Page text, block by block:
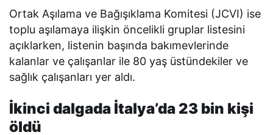
Ortak Aşılama ve Bağışıklama Komitesi (JCVI) ise
toplu aşılamaya ilişkin öncelikli gruplar listesini
açıklarken, listenin başında bakımevlerinde
kalanlar ve çalışanlar ile 80 yaş üstündekiler ve
sağlık çalışanları yer aldı.
İkinci dalgada İtalya’da 23 bin kişi
öldü